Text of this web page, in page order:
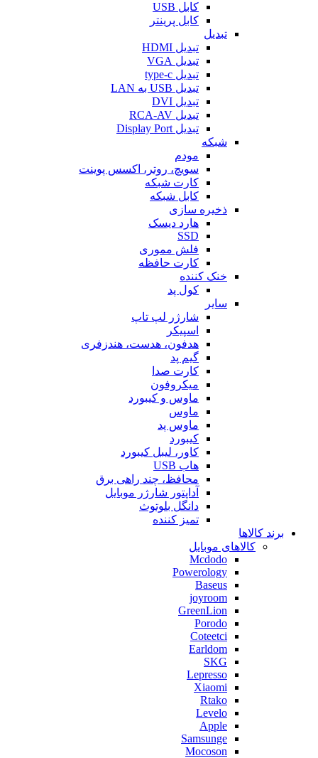
کابل USB
کابل پرینتر
تبدیل
تبدیل HDMI
تبدیل VGA
تبدیل type-c
تبدیل USB به LAN
تبدیل DVI
تبدیل RCA-AV
تبدیل Display Port
شبکه
مودم
سویچ، روتر، اکسس پوینت
کارت شبکه
کابل شبکه
ذخیره سازی
هارد دیسک
SSD
فلش مموری
کارت حافظه
خنک کننده
کول پد
سایر
شارژر لپ تاپ
اسپیکر
هدفون، هدست، هندزفری
گیم پد
کارت صدا
میکروفون
ماوس و کیبورد
ماوس
ماوس پد
کیبورد
کاور، لیبل کیبورد
هاب USB
محافظ، چند راهی برق
آداپتور شارژر موبایل
دانگل بلوتوث
تمیز کننده
برند کالاها
کالاهای موبایل
Mcdodo
Powerology
Baseus
joyroom
GreenLion
Porodo
Coteetci
Earldom
SKG
Lepresso
Xiaomi
Rtako
Levelo
Apple
Samsunge
Mocoson